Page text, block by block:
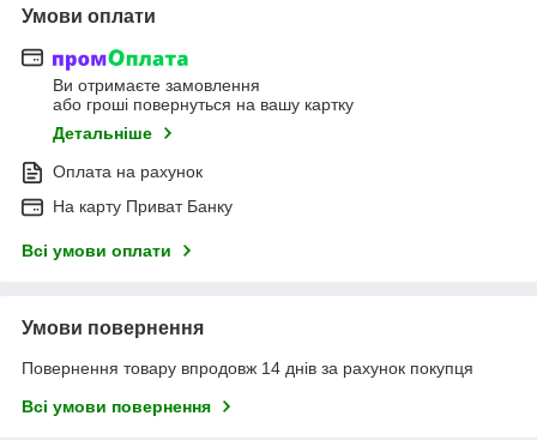
Умови оплати
Ви отримаєте замовлення
або гроші повернуться на вашу картку
Детальніше
Оплата на рахунок
На карту Приват Банку
Всі умови оплати
Умови повернення
Повернення товару впродовж 14 днів за рахунок покупця
Всі умови повернення